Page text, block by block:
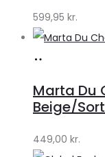
599,95 kr.
Marta Du
Beige/
449,00 kr.